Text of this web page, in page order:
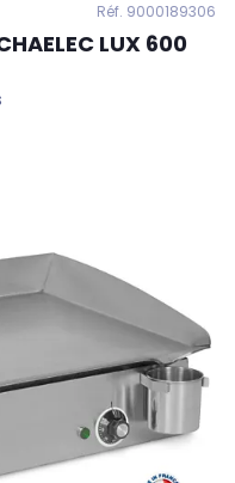
Réf. 9000189306
LUX 600